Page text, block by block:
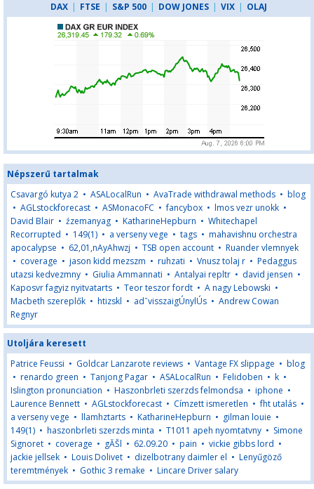
DAX | FTSE | S&P 500 | DOW JONES | VIX | OLAJ
Népszerű tartalmak
Csavargó kutya 2 • ASALocalRun • AvaTrade withdrawal methods • blog
• AGLstockforecast • ASMonacoFC •fancybox • lmos vezr unokk •
David Blair • źzemanyag • KatharineHepburn • Whitechapel
Recorrupted • 149(1) • a verseny vege • tags • mahavishnu orchestra
apocalypse • 62,01,nAyAhwzj • TSB open account • Ruander vlemnyek
• coverage • jason kidd mezszm • ruhzati • Vnusz tolaj r • Pedaggus
utazsi kedvezmny • Giulia Ammannati • Antalyai repltr • david jensen •
Kaposvr fagyiz nyitvatarts • Teor teszor fordt • A nagy Lebowski •
Macbeth szereplők • htizskl • adˇvisszaigÚnylÚs • Andrew Cowan
Regnyr
Utoljára keresett
Patrice Feussi • Goldcar Lanzarote reviews • Vantage FX slippage • blog
• renardo green • Tanjong Pagar • ASALocalRun • Felidoben • k •
Islington pronunciation • Haszonbrleti szerzds felmondsa • iphone •
Laurence Bennett • AGLstockforecast • Címzett ismeretlen •fht utalás •
a verseny vege • llamhztarts • KatharineHepburn • gilman louie •
149(1) • haszonbrleti szerzds minta • T1011 apeh nyomtatvny • Simone
Signoret • coverage • gĂŠl • 62.09.20 • pain • vickie gibbs lord •
jackie jellsek • Louis Dolivet • dizelbotrany daimler el • Lenyűgöző
teremtmények • Gothic 3 remake • Lincare Driver salary